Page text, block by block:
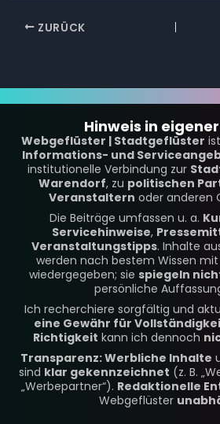
ZURÜCK
Hinweis in
Webgeflüster | Stadtgeflüster
Informations- und
institutionelle Verbindung zur
Warendorf, zu politischen
Veranstaltern oder anderen
Die Beiträge umfassen u. a.
Servicehinweise,
Veranstaltungstipps. Inhalte
werden nach bestem Wissen mit
wiedergegeben; sie spiegeln
persönliche
Ich recherchiere sorgfältig und
eine Gewähr für
Richtigkeit kann ich dennoch
Transparenz: Werbliche Inhalte
sind klar gekennzeichnet (z. B.
„Werbepartner“). Redaktionelle
Webgeflüster